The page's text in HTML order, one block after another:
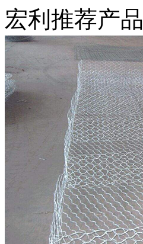
宏利推荐产品